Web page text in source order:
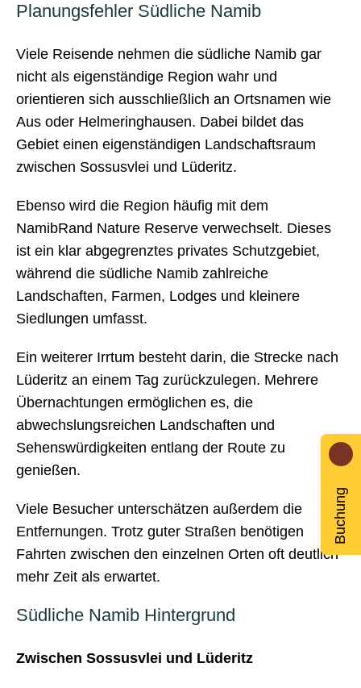
Planungsfehler Südliche Namib
Viele Reisende nehmen die südliche Namib gar
nicht als eigenständige Region wahr und
orientieren sich ausschließlich an Ortsnamen wie
Aus oder Helmeringhausen. Dabei bildet das
Gebiet einen eigenständigen Landschaftsraum
zwischen Sossusvlei und Lüderitz.
Ebenso wird die Region häufig mit dem
NamibRand Nature Reserve verwechselt. Dieses
ist ein klar abgegrenztes privates Schutzgebiet,
während die südliche Namib zahlreiche
Landschaften, Farmen, Lodges und kleinere
Siedlungen umfasst.
Ein weiterer Irrtum besteht darin, die Strecke nach
Lüderitz an einem Tag zurückzulegen. Mehrere
Übernachtungen ermöglichen es, die
abwechslungsreichen Landschaften und
Sehenswürdigkeiten entlang der Route zu
genießen.
Viele Besucher unterschätzen außerdem die
Entfernungen. Trotz guter Straßen benötigen
Fahrten zwischen den einzelnen Orten oft deutlich
mehr Zeit als erwartet.
Südliche Namib Hintergrund
Zwischen Sossusvlei und Lüderitz
Buchung